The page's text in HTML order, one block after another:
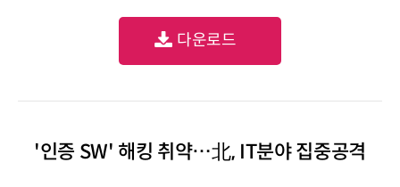
다운로드
'인증 SW' 해킹 취약…北, IT분야 집중공격